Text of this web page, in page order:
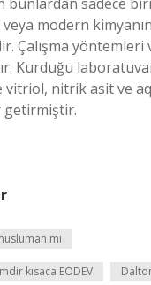
veya modern
Çalışma yöntemleri
Kurduğu
vitriol, nitrik asit ve
getirmiştir.
mı
kısaca EODEV